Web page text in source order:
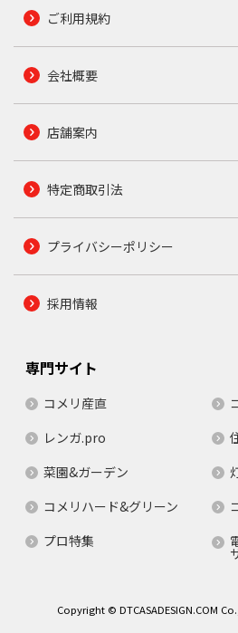
ご利用規約
会社概要
店舗案内
特定商取引法
プライバシーポリシー
採用情報
専門サイト
コメリ産直
レンガ.pro
菜園&ガーデン
コメリハード&グリーン
プロ特集
Copyright © DTCASADESIGN.COM